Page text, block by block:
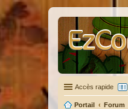
Accès rapide
Portail Forum